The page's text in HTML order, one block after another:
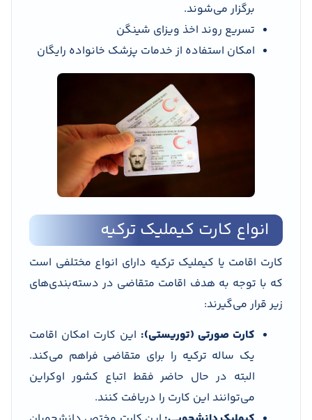
برگزار می‌شوند.
تسریع روند اخذ ویزای شینگن
امکان استفاده از خدمات پزشک خانواده رایگان
انواع کارت کیملیک ترکیه
کارت اقامت یا کیملیک ترکیه دارای انواع مختلفی است
که با توجه به هدف اقامت متقاضی در دسته‌بندی‌های
زیر قرار می‌گیرند:
کارت صورتی (توریستی): این کارت امکان اقامت
یک ساله ترکیه را برای متقاضی فراهم می‌کند.
البته در حال حاضر فقط اتباع کشور اوکراین
می‌توانند این کارت را دریافت کنند.